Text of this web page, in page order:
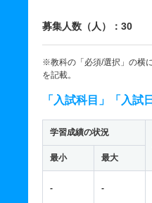
募集人数（人）：30
※教科の「必須/選択」の横
を記載。
「入試科目」「入試
学習成績の状況
最小 最大
- -